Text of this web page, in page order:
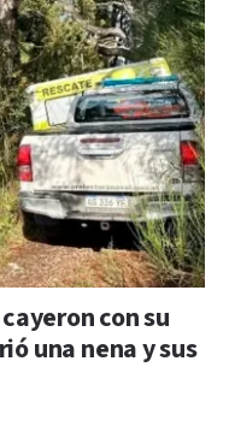
con su
una nena y sus